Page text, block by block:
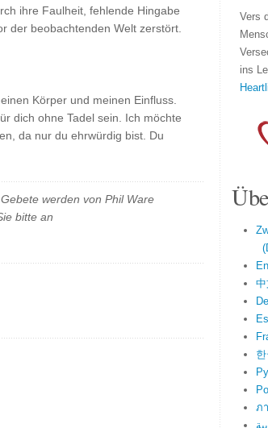
ihre Faulheit, fehlende Hingabe
der beobachtenden Welt zerstört.
Körper und meinen Einfluss.
dich ohne Tadel sein. Ich möchte
da nur du ehrwürdig bist. Du
werden von Phil Ware
bitte an
Vers
ins
中
ภ